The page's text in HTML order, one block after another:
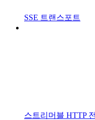
SSE 트랜스포트
스트리머블 HTTP